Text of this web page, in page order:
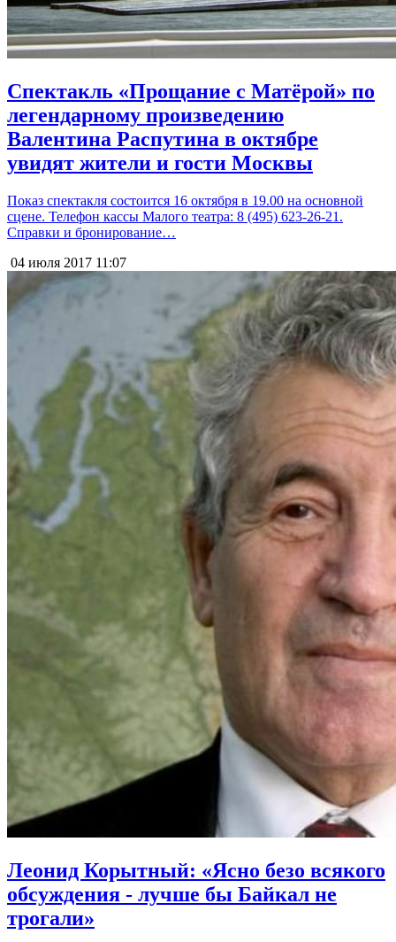
Спектакль «Прощание с Матёрой» по
легендарному произведению
Валентина Распутина в октябре
увидят жители и гости Москвы
Показ спектакля состоится 16 октября в 19.00 на основной
сцене. Телефон кассы Малого театра: 8 (495) 623-26-21.
Справки и бронирование…
04 июля 2017 11:07
Леонид Корытный: «Ясно безо всякого
обсуждения - лучше бы Байкал не
трогали»